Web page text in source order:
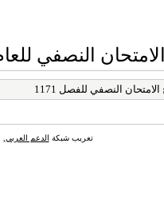
النصفي للعام الدراسي
النصفي للفصل 1171
تعريب شبكة الدعم العربي